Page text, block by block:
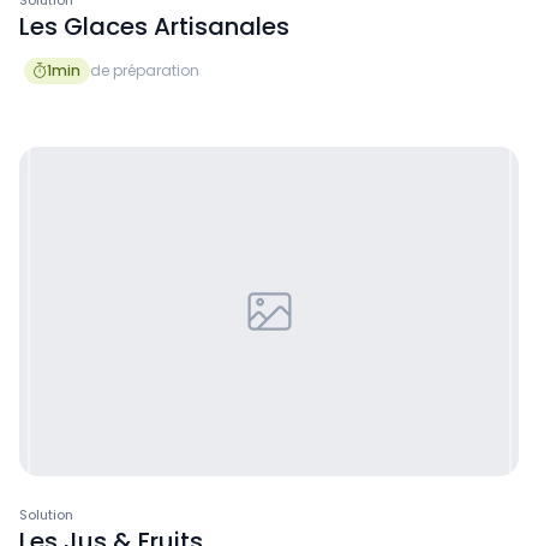
Les Glaces Artisanales
1min de préparation
Solution